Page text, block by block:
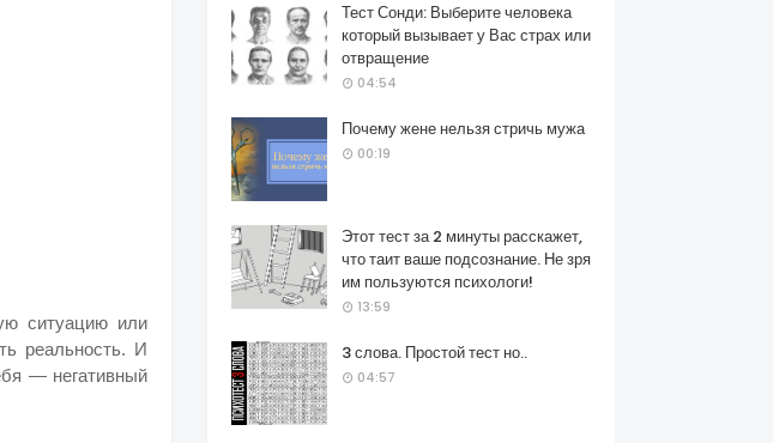
ситуацию или
реальность. И
— негативный
Тест Сонди: Выберите человека
который вызывает у Вас страх или
отвращение
04:54
Почему жене нельзя стричь мужа
00:19
Этот тест за 2 минуты расскажет,
что таит ваше подсознание. Не зря
им пользуются психологи!
13:59
3 слова. Простой тест но..
04:57